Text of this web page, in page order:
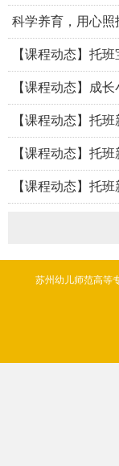
年亲子入园体验开
科学养育，用心照
班实践活动圆满举
【课程动态】托
险
【课程动态】成
娃的点点滴滴
【课程动态】托
欢老师和小伙伴们
【课程动态】托
园里真好玩
【课程动态】托
苏州幼儿师范高等